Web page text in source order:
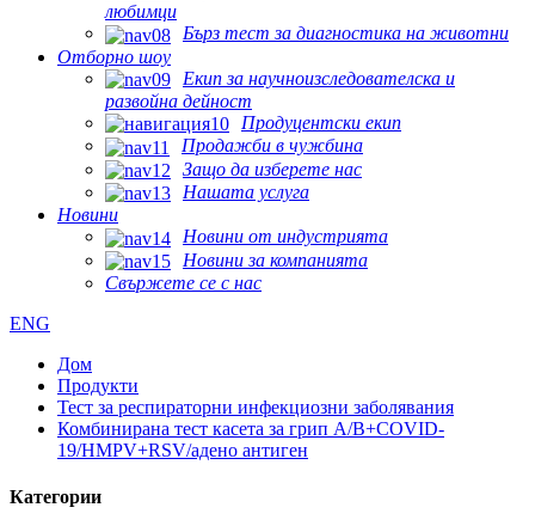
любимци
Бърз тест за диагностика на животни
Отборно шоу
Екип за научноизследователска и
развойна дейност
Продуцентски екип
Продажби в чужбина
Защо да изберете нас
Нашата услуга
Новини
Новини от индустрията
Новини за компанията
Свържете се с нас
ENG
Дом
Продукти
Тест за респираторни инфекциозни заболявания
Комбинирана тест касета за грип A/B+COVID-
19/HMPV+RSV/адено антиген
Категории